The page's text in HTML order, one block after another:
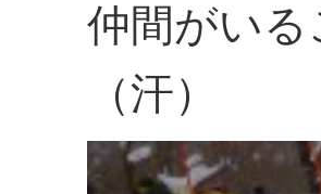
仲間がい
（汗）